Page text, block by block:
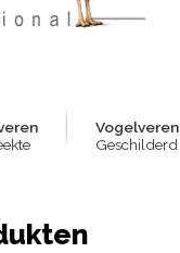
en
Vogelveren
Geschilderd